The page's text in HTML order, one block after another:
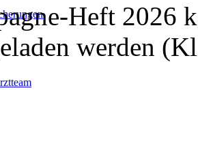
Heft 2026
werden